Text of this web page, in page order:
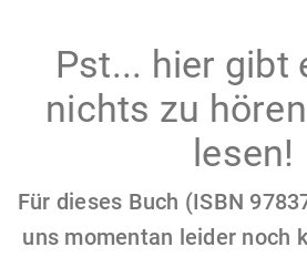
Pst... hier gibt
nichts zu
lesen!
Für dieses Buch (ISBN
uns momentan leider noch